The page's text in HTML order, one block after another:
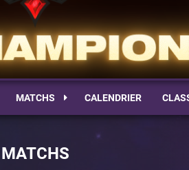
MATCHS CALENDRIER
MATCHS